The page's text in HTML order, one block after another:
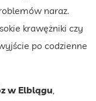
naraz.
krawężniki czy
po codzienne
w Elblągu,